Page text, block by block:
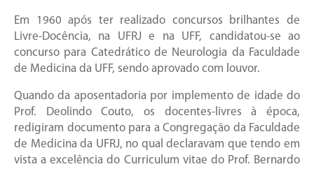
Em 1960 após ter realizado concursos brilhantes de
Livre-Docência, na UFRJ e na UFF, candidatou-se ao
concurso para Catedrático de Neurologia da Faculdade
de Medicina da UFF, sendo aprovado com louvor.
Quando da aposentadoria por implemento de idade do
Prof. Deolindo Couto, os docentes-livres à época,
redigiram documento para a Congregação da Faculdade
de Medicina da UFRJ, no qual declaravam que tendo em
vista a excelência do Curriculum vitae do Prof. Bernardo